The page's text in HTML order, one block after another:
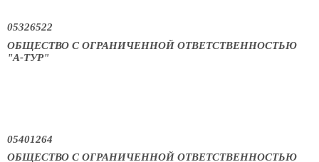
05326522
ОБЩЕСТВО С ОГРАНИЧЕННОЙ ОТВЕТСТВЕННОСТЬЮ
"А-ТУР"
05401264
ОБЩЕСТВО С ОГРАНИЧЕННОЙ ОТВЕТСТВЕННОСТЬЮ